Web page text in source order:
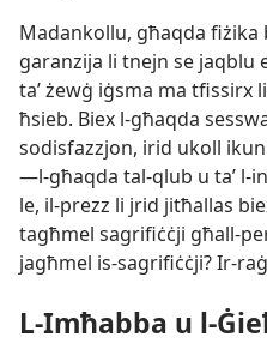
Madankollu, għaqda fiżika
garanzija li tnejn se jaqblu
taʼ żewġ iġsma ma tfissirx
ħsieb. Biex l-​għaqda
sodisfazzjon, irid ukoll
—l-​għaqda tal-​qlub u taʼ l-​
le, il-​prezz li jrid jitħallas
tagħmel sagrifiċċji għall-​
jagħmel is-​sagrifiċċji? Ir-​
L-​Imħabba u l-​